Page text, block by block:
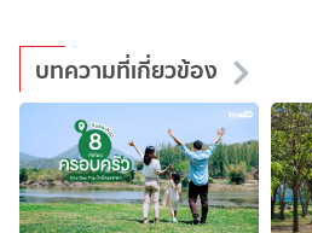
บทความที่เกี่ยวข้อง